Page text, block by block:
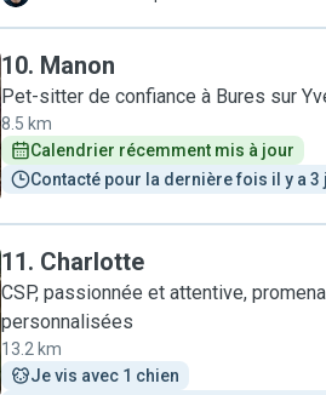
nous a également signalé les petits
pendant notre absence et s'en est
Guizmo en pleine forme à notre retour. Je
recommande Léana sans hésitation et
nouveau appel à elle avec plaisir."
10. Manon
Pet-sitter de confiance à Bures sur
8.5 km
Calendrier récemment mis à jour
Contacté pour la dernière fois il y a 3
11. Charlotte
CSP, passionnée et attentive,
personnalisées
13.2 km
Je vis avec 1 chien